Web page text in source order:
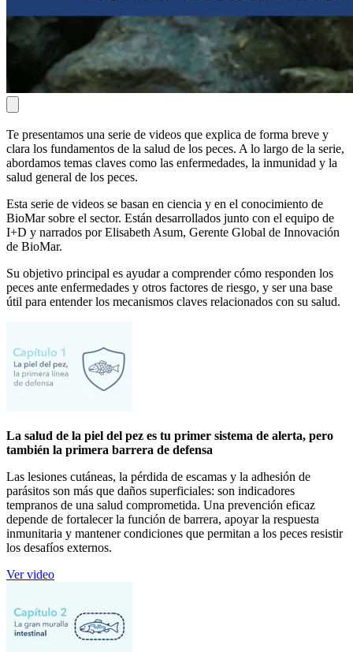
Te presentamos una serie de videos que explica de forma breve y
clara los fundamentos de la salud de los peces. A lo largo de la serie,
abordamos temas claves como las enfermedades, la inmunidad y la
salud general de los peces.
Esta serie de videos se basan en ciencia y en el conocimiento de
BioMar sobre el sector. Están desarrollados junto con el equipo de
I+D y narrados por Elisabeth Asum, Gerente Global de Innovación
de BioMar.
Su objetivo principal es ayudar a comprender cómo responden los
peces ante enfermedades y otros factores de riesgo, y ser una base
útil para entender los mecanismos claves relacionados con su salud.
La salud de la piel del pez es tu primer sistema de alerta, pero
también la primera barrera de defensa
Las lesiones cutáneas, la pérdida de escamas y la adhesión de
parásitos son más que daños superficiales: son indicadores
tempranos de una salud comprometida. Una prevención eficaz
depende de fortalecer la función de barrera, apoyar la respuesta
inmunitaria y mantener condiciones que permitan a los peces resistir
los desafíos externos.
Ver video